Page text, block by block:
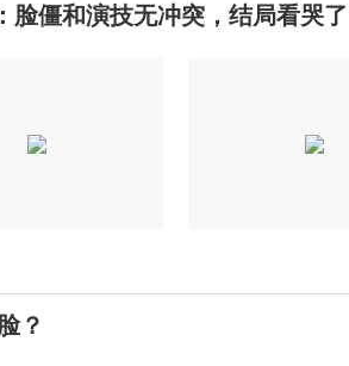
脸僵和演技无冲突，结局看哭了
？